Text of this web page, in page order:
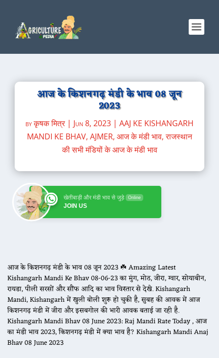
आज के किशनगढ़ मंडी के भाव 08 जून
2023
byकृषक मित्र | Jun 8, 2023 | AAJ KE KISHANGARH
MANDI KE BHAV, AJMER, आज के मंडी भाव,राजस्थान
की सभी मंडियों के आज के मंडी भाव
खेतीबाड़ी और मंडी भाव से जुड़े Online
JOIN US
आज के किशनगढ़ मंडी के भाव 08 जून 2023 ☘️ Amazing Latest
Kishangarh Mandi Ke Bhav 08-06-23 का मुंग, मोठ, जीरा, ग्वार, सोयाबीन,
रायडा, पीली सरसों और सौंफ आदि का भाव विस्तार से देखे. Kishangarh
Mandi, Kishangarh में खुली बोली शुरू हो चुकी है, सुबह की आवक में आज
किशनगढ़ मंडी में जीरा और इसबगोल की भारी आवक बताई जा रही है.
Kishangarh Mandi Bhav 08 June 2023: Raj Mandi Rate Today , आज
का मंडी भाव 2023, किशनगढ़ मंडी में क्या भाव है? Kishangarh Mandi Anaj
Bhav 08 June 2023